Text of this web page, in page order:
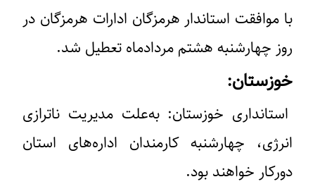
با موافقت استاندار هرمزگان ادارات هرمزگان در
روز چهارشنبه هشتم مردادماه تعطیل شد.
خوزستان:
استانداری خوزستان: به‌علت مدیریت ناترازی
انرژی، چهارشنبه کارمندان اداره‌های استان
دورکار خواهند بود.